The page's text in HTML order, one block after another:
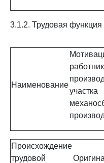
3.1.2. Трудовая функция
Наименование
участка
Происхождение
трудовой